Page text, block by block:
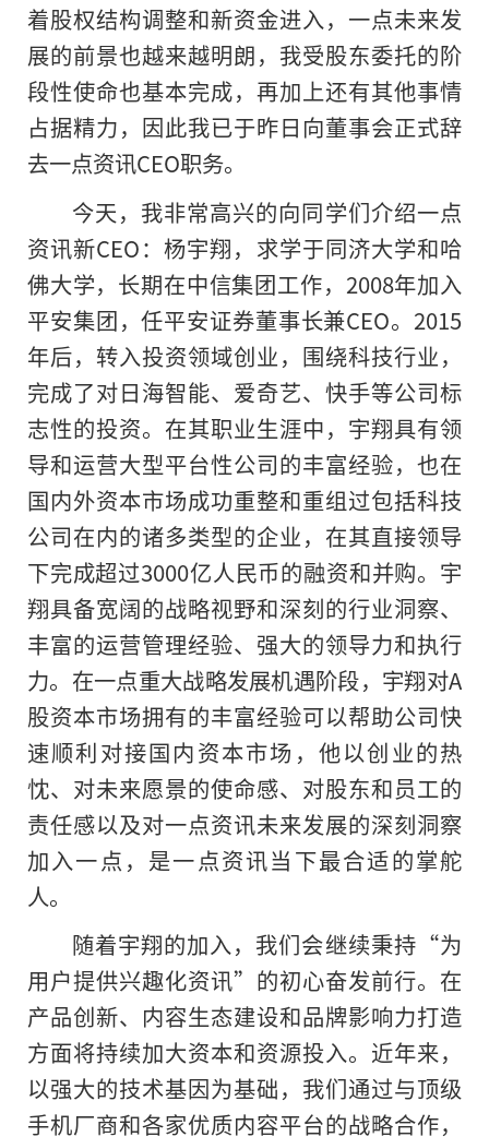
着股权结构调整和新资金进入，一点未来发
展的前景也越来越明朗，我受股东委托的阶
段性使命也基本完成，再加上还有其他事情
占据精力，因此我已于昨日向董事会正式辞
去一点资讯CEO职务。
今天，我非常高兴的向同学们介绍一点
资讯新CEO：杨宇翔，求学于同济大学和哈
佛大学，长期在中信集团工作，2008年加入
平安集团，任平安证券董事长兼CEO。2015
年后，转入投资领域创业，围绕科技行业，
完成了对日海智能、爱奇艺、快手等公司标
志性的投资。在其职业生涯中，宇翔具有领
导和运营大型平台性公司的丰富经验，也在
国内外资本市场成功重整和重组过包括科技
公司在内的诸多类型的企业，在其直接领导
下完成超过3000亿人民币的融资和并购。宇
翔具备宽阔的战略视野和深刻的行业洞察、
丰富的运营管理经验、强大的领导力和执行
力。在一点重大战略发展机遇阶段，宇翔对A
股资本市场拥有的丰富经验可以帮助公司快
速顺利对接国内资本市场，他以创业的热
忱、对未来愿景的使命感、对股东和员工的
责任感以及对一点资讯未来发展的深刻洞察
加入一点，是一点资讯当下最合适的掌舵
人。
随着宇翔的加入，我们会继续秉持“为
用户提供兴趣化资讯”的初心奋发前行。在
产品创新、内容生态建设和品牌影响力打造
方面将持续加大资本和资源投入。近年来，
以强大的技术基因为基础，我们通过与顶级
手机厂商和各家优质内容平台的战略合作，